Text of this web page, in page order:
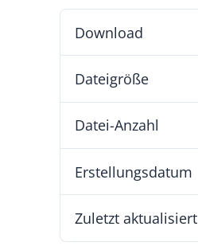
Download
Dateigröße
Datei-Anzahl
Erstellungsdatum
Zuletzt aktualisiert